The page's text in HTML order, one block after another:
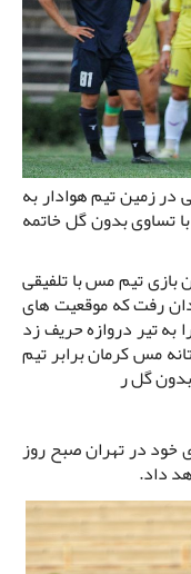
در زمین تیم هوادار به
تساوی بدون گل خاتمه
تیم مس با تلفیقی
رفت که موقعیت های
به تیر دروازه حریف زد
مس کرمان برابر تیم
گل ر
خود در تهران صبح روز
داد.